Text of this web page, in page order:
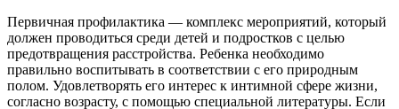
Первичная профилактика — комплекс мероприятий, который
должен проводиться среди детей и подростков с целью
предотвращения расстройства. Ребенка необходимо
правильно воспитывать в соответствии с его природным
полом. Удовлетворять его интерес к интимной сфере жизни,
согласно возрасту, с помощью специальной литературы. Если